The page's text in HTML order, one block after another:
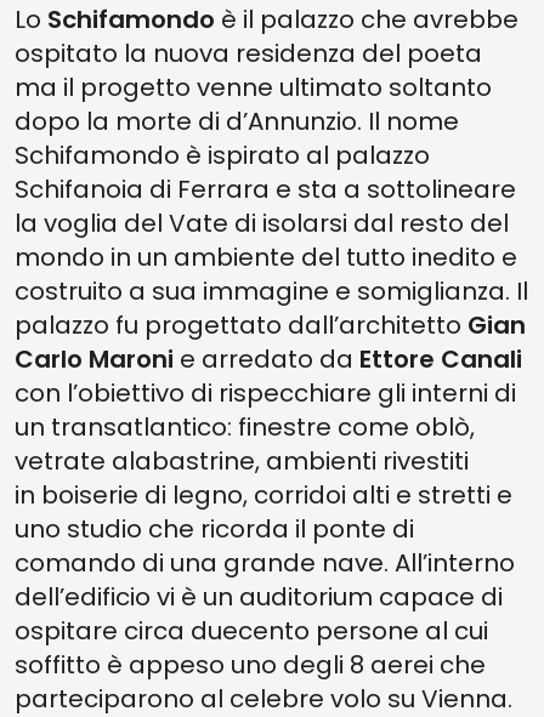
Lo Schifamondo è il palazzo che avrebbe
ospitato la nuova residenza del poeta
ma il progetto venne ultimato soltanto
dopo la morte di d’Annunzio. Il nome
Schifamondo è ispirato al palazzo
Schifanoia di Ferrara e sta a sottolineare
la voglia del Vate di isolarsi dal resto del
mondo in un ambiente del tutto inedito e
costruito a sua immagine e somiglianza. Il
palazzo fu progettato dall’architetto Gian
Carlo Maroni e arredato da Ettore Canali
con l’obiettivo di rispecchiare gli interni di
un transatlantico: finestre come oblò,
vetrate alabastrine, ambienti rivestiti
in boiserie di legno, corridoi alti e stretti e
uno studio che ricorda il ponte di
comando di una grande nave. All’interno
dell’edificio vi è un auditorium capace di
ospitare circa duecento persone al cui
soffitto è appeso uno degli 8 aerei che
parteciparono al celebre volo su Vienna.